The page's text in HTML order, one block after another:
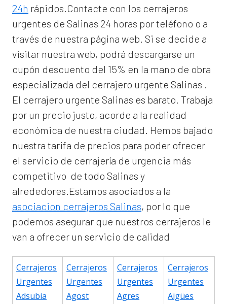
24h rápidos.Contacte con los cerrajeros
urgentes de Salinas 24 horas por teléfono o a
través de nuestra página web. Si se decide a
visitar nuestra web, podrá descargarse un
cupón descuento del 15% en la mano de obra
especializada del cerrajero urgente Salinas .
El cerrajero urgente Salinas es barato. Trabaja
por un precio justo, acorde a la realidad
económica de nuestra ciudad. Hemos bajado
nuestra tarifa de precios para poder ofrecer
el servicio de cerrajería de urgencia más
competitivo de todo Salinas y
alrededores.Estamos asociados a la
asociacion cerrajeros Salinas, por lo que
podemos asegurar que nuestros cerrajeros le
van a ofrecer un servicio de calidad
Cerrajeros
Urgentes
Adsubia
Cerrajeros
Urgentes
Agost
Cerrajeros
Urgentes
Agres
Cerrajeros
Urgentes
Aigües